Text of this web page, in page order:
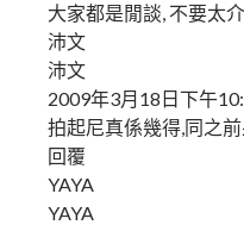
大家都是閒談, 不要太
沛文
沛文
2009年3月18日下午
拍起尼真係幾得,同之
回覆
YAYA
YAYA